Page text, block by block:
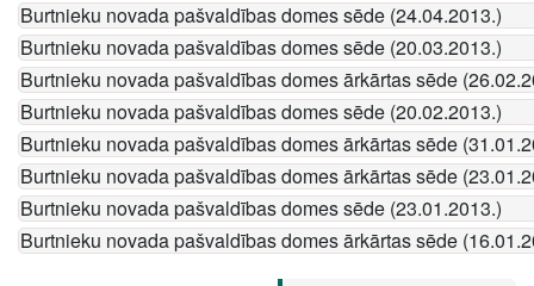
Burtnieku novada pašvaldības domes sēde (24.04.2013.)
Burtnieku novada pašvaldības domes sēde (20.03.2013.)
Burtnieku novada pašvaldības domes ārkārtas sēde
Burtnieku novada pašvaldības domes sēde (20.02.2013.)
Burtnieku novada pašvaldības domes ārkārtas sēde
Burtnieku novada pašvaldības domes ārkārtas sēde
Burtnieku novada pašvaldības domes sēde (23.01.2013.)
Burtnieku novada pašvaldības domes ārkārtas sēde